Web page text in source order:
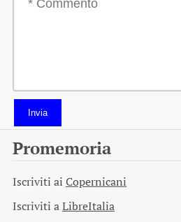
Invia
Promemoria
Iscriviti ai Copernicani
Iscriviti aLibreItalia